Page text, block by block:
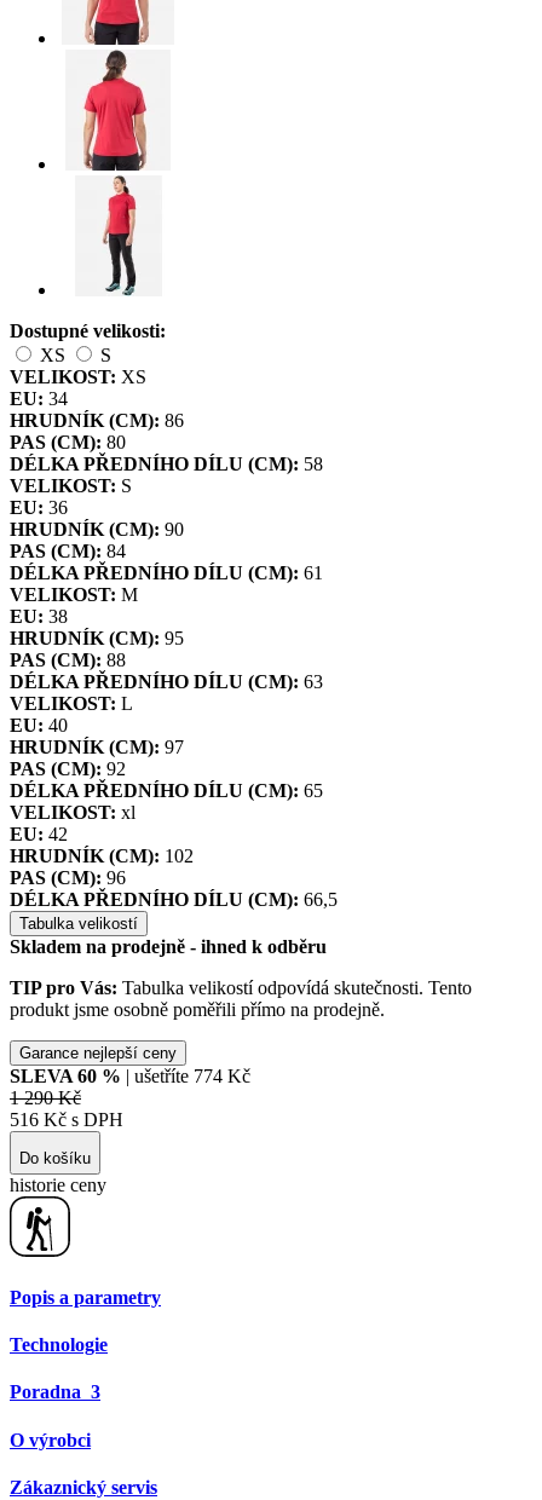
Dostupné velikosti:
XS
S
VELIKOST: XS
EU: 34
HRUDNÍK (CM): 86
PAS (CM): 80
DÉLKA PŘEDNÍHO DÍLU (CM): 58
VELIKOST: S
EU: 36
HRUDNÍK (CM): 90
PAS (CM): 84
DÉLKA PŘEDNÍHO DÍLU (CM): 61
VELIKOST: M
EU: 38
HRUDNÍK (CM): 95
PAS (CM): 88
DÉLKA PŘEDNÍHO DÍLU (CM): 63
VELIKOST: L
EU: 40
HRUDNÍK (CM): 97
PAS (CM): 92
DÉLKA PŘEDNÍHO DÍLU (CM): 65
VELIKOST: xl
EU: 42
HRUDNÍK (CM): 102
PAS (CM): 96
DÉLKA PŘEDNÍHO DÍLU (CM): 66,5
Tabulka velikostí
Skladem na prodejně - ihned k odběru
TIP pro Vás: Tabulka velikostí odpovídá skutečnosti. Tento
produkt jsme osobně poměřili přímo na prodejně.
Garance nejlepší ceny
SLEVA 60 % | ušetříte 774 Kč
1 290 Kč
516 Kč s DPH
Do košíku
historie ceny
Popis a parametry
Technologie
Poradna 3
O výrobci
Zákaznický servis